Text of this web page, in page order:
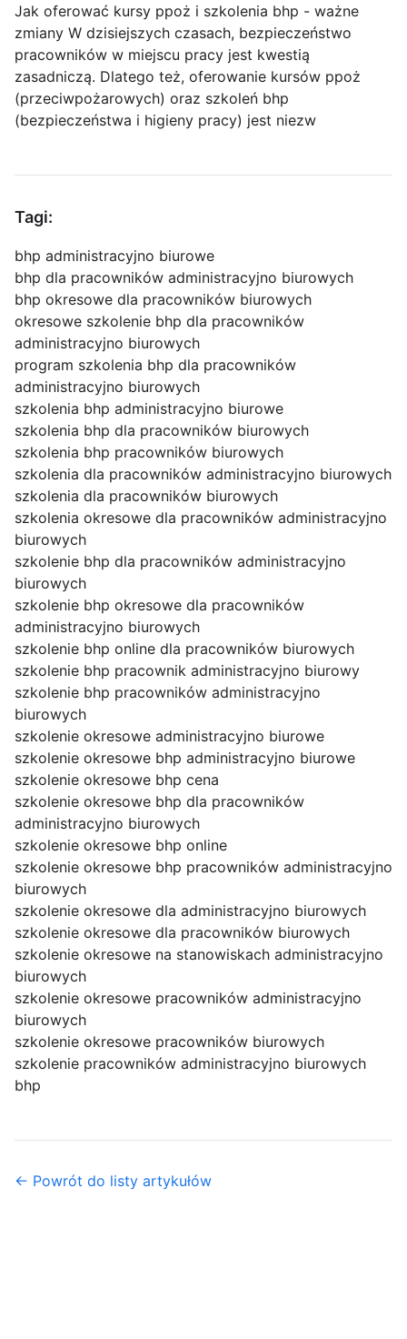
Jak oferować kursy ppoż i szkolenia bhp - ważne
zmiany W dzisiejszych czasach, bezpieczeństwo
pracowników w miejscu pracy jest kwestią
zasadniczą. Dlatego też, oferowanie kursów ppoż
(przeciwpożarowych) oraz szkoleń bhp
(bezpieczeństwa i higieny pracy) jest niezw
Tagi:
bhp administracyjno biurowe
bhp dla pracowników administracyjno biurowych
bhp okresowe dla pracowników biurowych
okresowe szkolenie bhp dla pracowników
administracyjno biurowych
program szkolenia bhp dla pracowników
administracyjno biurowych
szkolenia bhp administracyjno biurowe
szkolenia bhp dla pracowników biurowych
szkolenia bhp pracowników biurowych
szkolenia dla pracowników administracyjno biurowych
szkolenia dla pracowników biurowych
szkolenia okresowe dla pracowników administracyjno
biurowych
szkolenie bhp dla pracowników administracyjno
biurowych
szkolenie bhp okresowe dla pracowników
administracyjno biurowych
szkolenie bhp online dla pracowników biurowych
szkolenie bhp pracownik administracyjno biurowy
szkolenie bhp pracowników administracyjno
biurowych
szkolenie okresowe administracyjno biurowe
szkolenie okresowe bhp administracyjno biurowe
szkolenie okresowe bhp cena
szkolenie okresowe bhp dla pracowników
administracyjno biurowych
szkolenie okresowe bhp online
szkolenie okresowe bhp pracowników administracyjno
biurowych
szkolenie okresowe dla administracyjno biurowych
szkolenie okresowe dla pracowników biurowych
szkolenie okresowe na stanowiskach administracyjno
biurowych
szkolenie okresowe pracowników administracyjno
biurowych
szkolenie okresowe pracowników biurowych
szkolenie pracowników administracyjno biurowych
bhp
← Powrót do listy artykułów